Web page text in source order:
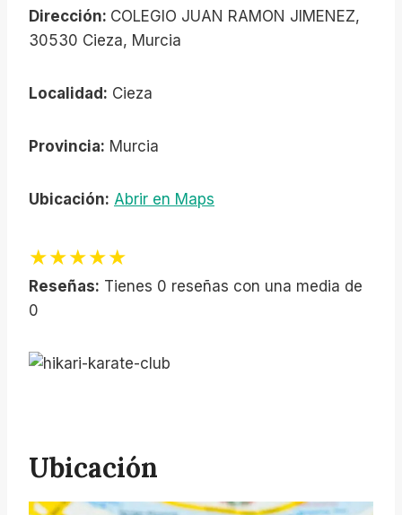
Dirección: COLEGIO JUAN RAMON JIMENEZ,
30530 Cieza, Murcia
Localidad: Cieza
Provincia: Murcia
Ubicación: Abrir en Maps
★★★★★
Reseñas: Tienes 0 reseñas con una media de
0
Ubicación